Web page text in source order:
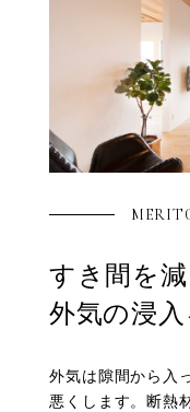
すき間を
外気の浸
外気は隙間から入
悪くします。断熱